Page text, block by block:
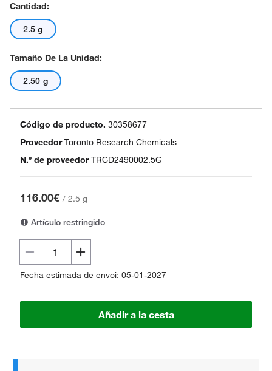
Cantidad:
2.5 g
Tamaño De La Unidad:
2.50 g
Código de producto. 30358677
ProveedorToronto Research Chemicals
N.º de proveedor TRCD2490002.5G
116.00€ / 2.5 g
Artículo restringido
Fecha estimada de envoi: 05-01-2027
Añadir a la cesta